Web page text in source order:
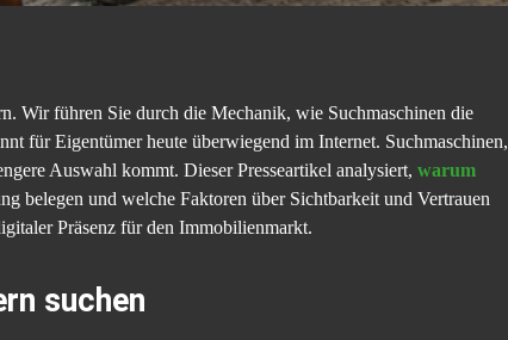
Wir führen Sie durch die Mechanik, wie Suchmaschinen die
für Eigentümer heute überwiegend im Internet. Suchmaschinen,
Auswahl kommt. Dieser Presseartikel analysiert, warum
belegen und welche Faktoren über Sichtbarkeit und Vertrauen
Präsenz für den Immobilienmarkt.
suchen